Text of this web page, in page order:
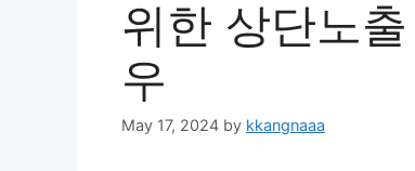
위한 상단노
우
May 17, 2024 by kkangnaaa